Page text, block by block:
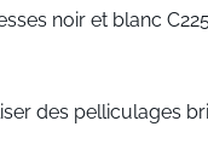
noir et blanc
des pelliculages